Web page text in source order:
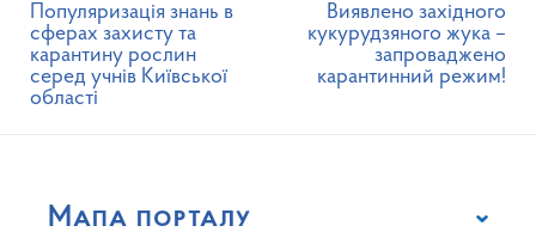
Популяризація знань в
сферах захисту та
карантину рослин
серед учнів Київської
області
Виявлено західного
кукурудзяного жука –
запроваджено
карантинний режим!
Мапа порталу